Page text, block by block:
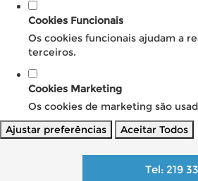
Cookies Funcionais
Os cookies funcionais ajudam a
terceiros.
Cookies Marketing
Os cookies de marketing são
Ajustar preferências
Aceitar Todos
Tel: 219